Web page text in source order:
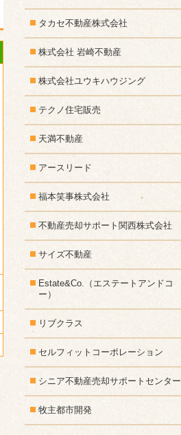
タカセ不動産株式会社
株式会社 岩崎不動産
株式会社ユウキハウジング
テクノ住宅販売
天満不動産
アースリード
福本笑事株式会社
不動産売却サポート関西株式会社
サイズ不動産
Estate&Co.（エステートアンドコ
ー）
リブクラス
セルフィットコーポレーション
シニア不動産売却サポートセンター
牧主都市開発